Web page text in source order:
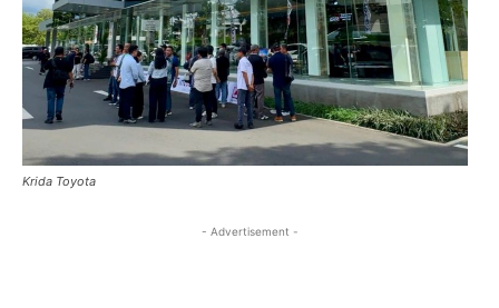
Krida Toyota
- Advertisement -